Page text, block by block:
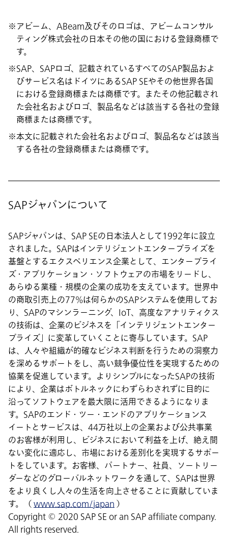
アビーム、ABeam及びそのロゴは、アビームコンサル
ティング株式会社の日本その他の国における登録商標で
す。
SAP、SAPロゴ、記載されているすべてのSAP製品およ
びサービス名はドイツにあるSAP SEやその他世界各国
における登録商標または商標です。またその他記載され
た会社名およびロゴ、製品名などは該当する各社の登録
商標または商標です。
本文に記載された会社名およびロゴ、製品名などは該当
する各社の登録商標または商標です。
SAPジャパンについて
SAPジャパンは、SAP SEの日本法人として1992年に設立
されました。SAPはインテリジェントエンタープライズを
基盤とするエクスペリエンス企業として、エンタープライ
ズ・アプリケーション・ソフトウェアの市場をリードし、
あらゆる業種・規模の企業の成功を支えています。世界中
の商取引売上の77%は何らかのSAPシステムを使用してお
り、SAPのマシンラーニング、IoT、高度なアナリティクス
の技術は、企業のビジネスを「インテリジェントエンター
プライズ」に変革していくことに寄与しています。SAP
は、人々や組織が的確なビジネス判断を行うための洞察力
を深めるサポートをし、高い競争優位性を実現するための
協業を促進しています。よりシンプルになったSAPの技術
により、企業はボトルネックにわずらわされずに目的に
沿ってソフトウェアを最大限に活用できるようになりま
す。SAPのエンド・ツー・エンドのアプリケーションス
イートとサービスは、44万社以上の企業および公共事業
のお客様が利用し、ビジネスにおいて利益を上げ、絶え間
ない変化に適応し、市場における差別化を実現するサポー
トをしています。お客様、パートナー、社員、ソートリー
ダーなどのグローバルネットワークを通して、SAPは世界
をより良くし人々の生活を向上させることに貢献していま
す。（www.sap.com/japan）
Copyright © 2020 SAP SE or an SAP affiliate company.
All rights reserved.